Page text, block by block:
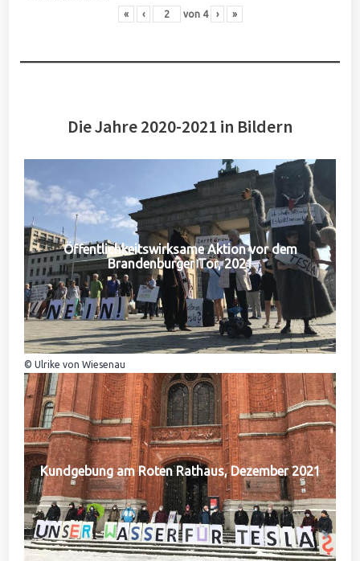
« ‹ von 4 › »
Die Jahre 2020-2021 in Bildern
Öffentlichkeitswirksame Aktion vor dem
Brandenburger Tor, 2021
© Ulrike von Wiesenau
Kundgebung am Roten Rathaus, Dezember 2021